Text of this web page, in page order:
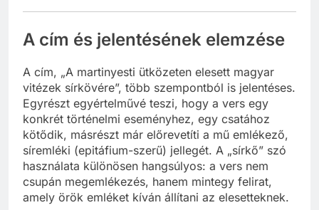
A cím és jelentésének elemzése
A cím, „A martinyesti ütközeten elesett magyar
vitézek sírkövére”, több szempontból is jelentéses.
Egyrészt egyértelművé teszi, hogy a vers egy
konkrét történelmi eseményhez, egy csatához
kötődik, másrészt már előrevetíti a mű emlékező,
síremléki (epitáfium-szerű) jellegét. A „sírkő” szó
használata különösen hangsúlyos: a vers nem
csupán megemlékezés, hanem mintegy felirat,
amely örök emléket kíván állítani az elesetteknek.